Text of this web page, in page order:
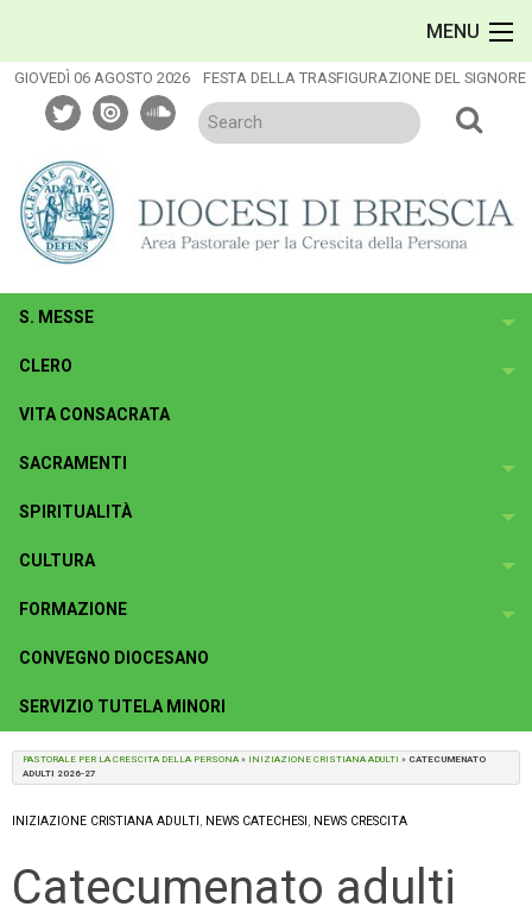
content
MENU
GIOVEDÌ 06 AGOSTO 2026 FESTA DELLA TRASFIGURAZIONE DEL SIGNORE
twitterissuusoundcloud
S. MESSE
CLERO
VITA CONSACRATA
SACRAMENTI
SPIRITUALITÀ
CULTURA
FORMAZIONE
CONVEGNO DIOCESANO
SERVIZIO TUTELA MINORI
PASTORALE PER LA CRESCITA DELLA PERSONA » INIZIAZIONE CRISTIANA ADULTI » CATECUMENATO
ADULTI 2026-27
INIZIAZIONE CRISTIANA ADULTI, NEWS CATECHESI, NEWS CRESCITA
Catecumenato adulti